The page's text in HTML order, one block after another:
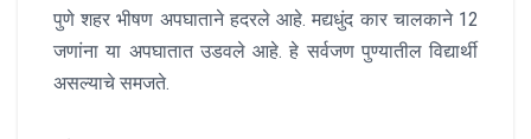
पुणे शहर भीषण अपघाताने हदरले आहे. मद्यधुंद कार चालकाने 12
जणांना या अपघातात उडवले आहे. हे सर्वजण पुण्यातील विद्यार्थी
असल्याचे समजते.